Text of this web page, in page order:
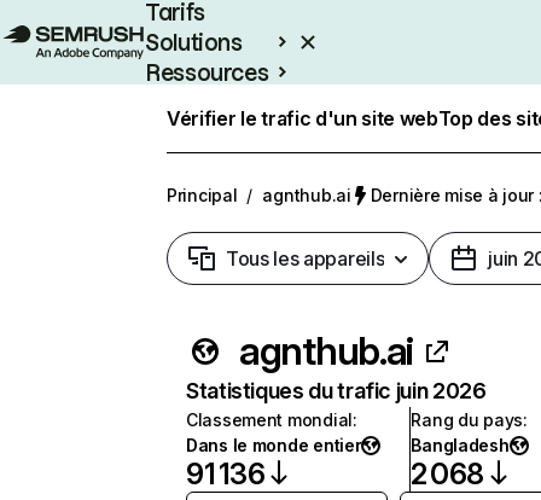
Tarifs
Solutions
Ressources
Vérifier le trafic d'un site webTop des
Principal / agnthub.ai Dernière mise à jour
Tous les appareils juin
agnthub.ai
Statistiques du trafic juin 2026
Classement mondial:
Dans le monde entier
91 136
Rang du pays:
Bangladesh
2 068